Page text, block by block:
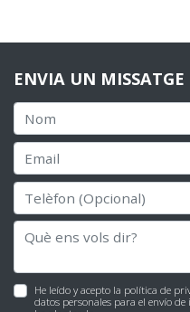
ENVIA UN MISSATGE
He leído y acepto la política de
datos personales para el envío